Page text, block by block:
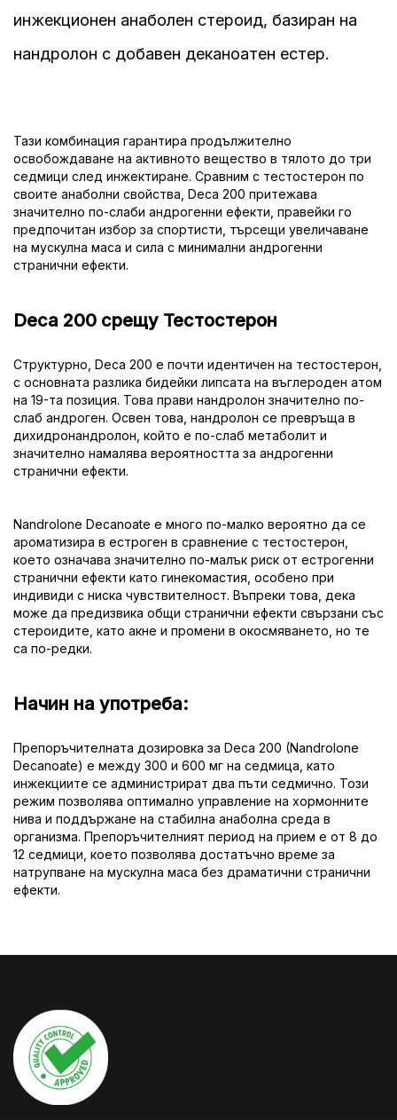
инжекционен анаболен стероид, базиран на
нандролон с добавен деканоатен естер.
Тази комбинация гарантира продължително
освобождаване на активното вещество в тялото до три
седмици след инжектиране. Сравним с тестостерон по
своите анаболни свойства, Deca 200 притежава
значително по-слаби андрогенни ефекти, правейки го
предпочитан избор за спортисти, търсещи увеличаване
на мускулна маса и сила с минимални андрогенни
странични ефекти.
Deca 200 срещу Тестостерон
Структурно, Deca 200 е почти идентичен на тестостерон,
с основната разлика бидейки липсата на въглероден атом
на 19-та позиция. Това прави нандролон значително по-
слаб андроген. Освен това, нандролон се превръща в
дихидронандролон, който е по-слаб метаболит и
значително намалява вероятността за андрогенни
странични ефекти.
Nandrolone Decanoate е много по-малко вероятно да се
ароматизира в естроген в сравнение с тестостерон,
което означава значително по-малък риск от естрогенни
странични ефекти като гинекомастия, особено при
индивиди с ниска чувствителност. Въпреки това, дека
може да предизвика общи странични ефекти свързани със
стероидите, като акне и промени в окосмяването, но те
са по-редки.
Начин на употреба:
Препоръчителната дозировка за Deca 200 (Nandrolone
Decanoate) е между 300 и 600 мг на седмица, като
инжекциите се администрират два пъти седмично. Този
режим позволява оптимално управление на хормонните
нива и поддържане на стабилна анаболна среда в
организма. Препоръчителният период на прием е от 8 до
12 седмици, което позволява достатъчно време за
натрупване на мускулна маса без драматични странични
ефекти.